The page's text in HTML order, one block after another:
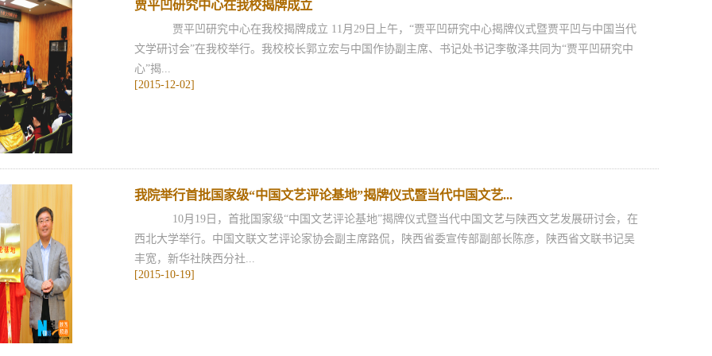
贾平凹研究中心在我校揭牌成立
贾平凹研究中心在我校揭牌成立 11月29日上午，“贾平凹研究中心揭牌仪式暨贾平凹与中国当代
文学研讨会”在我校举行。我校校长郭立宏与中国作协副主席、书记处书记李敬泽共同为“贾平凹研究中
心”揭...
[2015-12-02]
我院举行首批国家级“中国文艺评论基地”揭牌仪式暨当代中国文艺...
10月19日，首批国家级“中国文艺评论基地”揭牌仪式暨当代中国文艺与陕西文艺发展研讨会，在
西北大学举行。中国文联文艺评论家协会副主席路侃，陕西省委宣传部副部长陈彦，陕西省文联书记吴
丰宽，新华社陕西分社...
[2015-10-19]